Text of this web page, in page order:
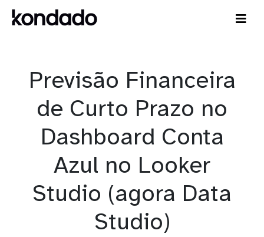
Previsão Financeira
de Curto Prazo no
Dashboard Conta
Azul no Looker
Studio (agora Data
Studio)